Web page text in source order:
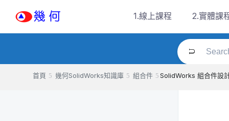
content
1.線上課程 2.實體課
首頁 幾何SolidWorks知識庫 組合件 SolidWorks 組合件設